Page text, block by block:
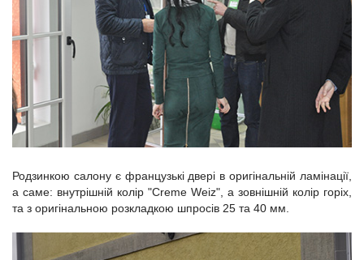
Родзинкою салону є французькі двері в оригінальній ламінації,
а саме: внутрішній колір "Creme Weiz", а зовнішній колір горіх,
та з оригінальною розкладкою шпросів 25 та 40 мм.